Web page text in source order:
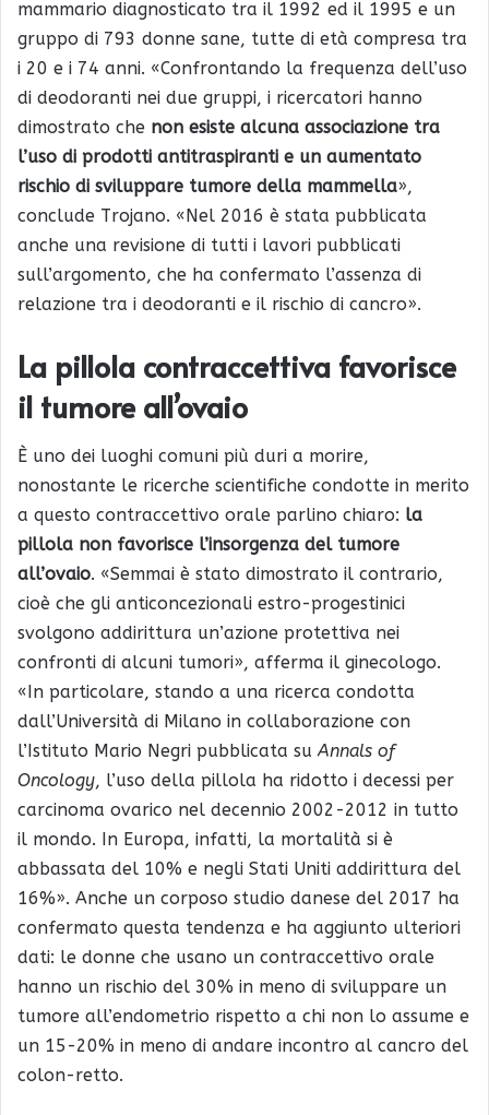
mammario diagnosticato tra il 1992 ed il 1995 e un
gruppo di 793 donne sane, tutte di età compresa tra
i 20 e i 74 anni. «Confrontando la frequenza dell’uso
di deodoranti nei due gruppi, i ricercatori hanno
dimostrato che non esiste alcuna associazione tra
l’uso di prodotti antitraspiranti e un aumentato
rischio di sviluppare tumore della mammella»,
conclude Trojano. «Nel 2016 è stata pubblicata
anche una revisione di tutti i lavori pubblicati
sull’argomento, che ha confermato l’assenza di
relazione tra i deodoranti e il rischio di cancro».
La pillola contraccettiva favorisce
il tumore all’ovaio
È uno dei luoghi comuni più duri a morire,
nonostante le ricerche scientifiche condotte in merito
a questo contraccettivo orale parlino chiaro: la
pillola non favorisce l’insorgenza del tumore
all’ovaio. «Semmai è stato dimostrato il contrario,
cioè che gli anticoncezionali estro-progestinici
svolgono addirittura un’azione protettiva nei
confronti di alcuni tumori», afferma il ginecologo.
«In particolare, stando a una ricerca condotta
dall’Università di Milano in collaborazione con
l’Istituto Mario Negri pubblicata suAnnals of
Oncology, l’uso della pillola ha ridotto i decessi per
carcinoma ovarico nel decennio 2002-2012 in tutto
il mondo. In Europa, infatti, la mortalità si è
abbassata del 10% e negli Stati Uniti addirittura del
16%». Anche un corposo studio danese del 2017 ha
confermato questa tendenza e ha aggiunto ulteriori
dati: le donne che usano un contraccettivo orale
hanno un rischio del 30% in meno di sviluppare un
tumore all’endometrio rispetto a chi non lo assume e
un 15-20% in meno di andare incontro al cancro del
colon-retto.